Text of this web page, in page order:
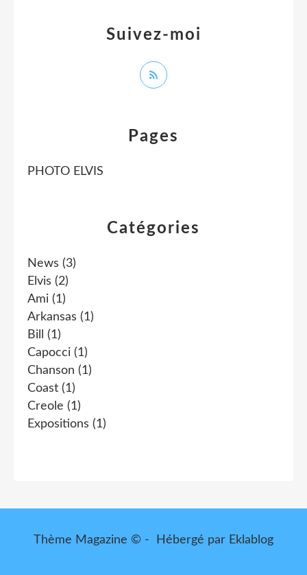
Catégories
News (3)
Elvis (2)
Ami (1)
Arkansas (1)
Bill
(1)
Capocci (1)
Chanson (1)
Coast (1)
Creole (1)
Expositions (1)
Pages
PHOTO ELVIS
Suivez-moi
Thème Magazine © - Hébergé par Eklablog